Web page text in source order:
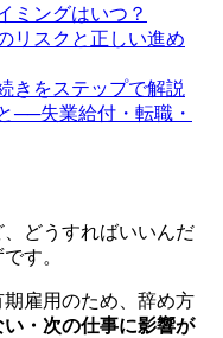
ミングはいつ？
リスクと正しい進め
きをステップで解説
──失業給付・転職・
、どうすればいいんだ
す。
雇用のため、辞め方
・次の仕事に影響が